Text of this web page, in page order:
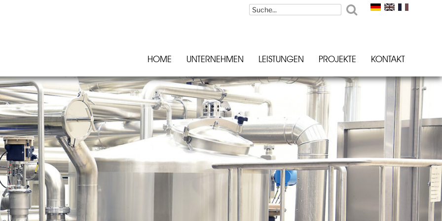
HOME UNTERNEHMEN LEISTUNGEN PROJEKTE KONTAKT